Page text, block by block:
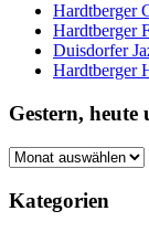
Hardtberger
Hardtberger
Duisdorfer
Hardtberger
Gestern, heute
Gestern,
und
morgen
Kategorien